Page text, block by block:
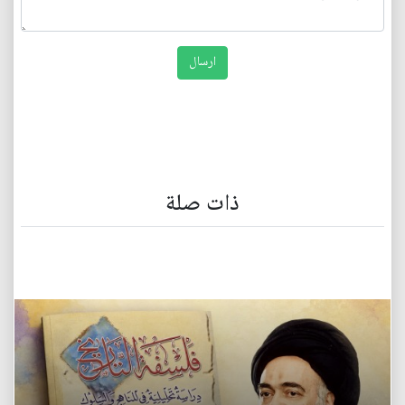
ذات صلة